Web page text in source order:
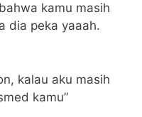
kamu masih
dia peka yaaah.
kalau aku masih
kamu”